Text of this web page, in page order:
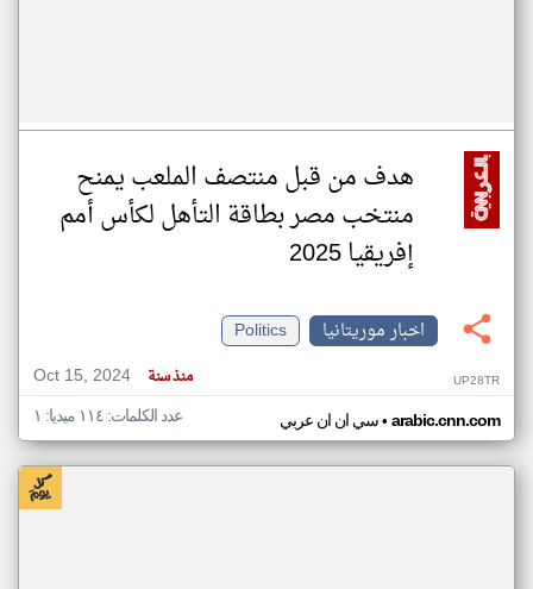
هدف من قبل منتصف الملعب يمنح
منتخب مصر بطاقة التأهل لكأس أمم
إفريقيا 2025
اخبار موريتانيا
Politics
Oct 15, 2024
منذ سنة UP28TR
سي ان ان عربي• arabic.cnn.com عدد الكلمات: ١١٤ ميديا: ١